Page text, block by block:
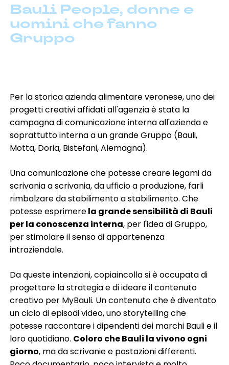
Bauli People, donne e
uomini che fanno
Gruppo
Per la storica azienda alimentare veronese, uno dei
progetti creativi affidati all'agenzia è stata la
campagna di comunicazione interna all'azienda e
soprattutto interna a un grande Gruppo (Bauli,
Motta, Doria, Bistefani, Alemagna).
Una comunicazione che potesse creare legami da
scrivania a scrivania, da ufficio a produzione, farli
rimbalzare da stabilimento a stabilimento. Che
potesse esprimerela grande sensibilità di Bauli
per la conoscenza interna, per l'idea di Gruppo,
per stimolare il senso di appartenenza
intraziendale.
Da queste intenzioni, copiaincolla si è occupata di
progettare la strategia e di ideare il contenuto
creativo per MyBauli. Un contenuto che è diventato
un ciclo di episodi video, uno storytelling che
potesse raccontare i dipendenti dei marchi Bauli e il
loro quotidiano. Coloro che Bauli la vivono ogni
giorno, ma da scrivanie e postazioni differenti.
digital marketing & SEO-GEO
e-commerce
event & exhibition design
influencer marketing
marketing B2B
media planning
automotive agricoltura beauty
cleaning
credito & finanza
family lifestyle
fashion
food & beverage
health care
home living
industria
no profit & sociale pharma
software & IT